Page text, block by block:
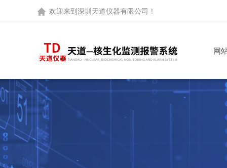
欢迎来到 深圳天道仪器有限公司 ！
网